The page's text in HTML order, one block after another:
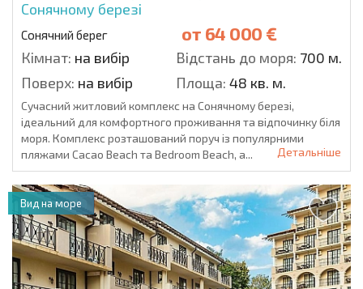
Сонячному березі
Сонячний берег от 64 000 €
Кімнат: на вибір Відстань до моря: 700 м.
Поверх: на вибір Площа: 48 кв. м.
Сучасний житловий комплекс на Сонячному березі,
ідеальний для комфортного проживання та відпочинку біля
моря. Комплекс розташований поруч із популярними
пляжами Cacao Beach та Bedroom Beach, а...
Детальніше
Вид на море